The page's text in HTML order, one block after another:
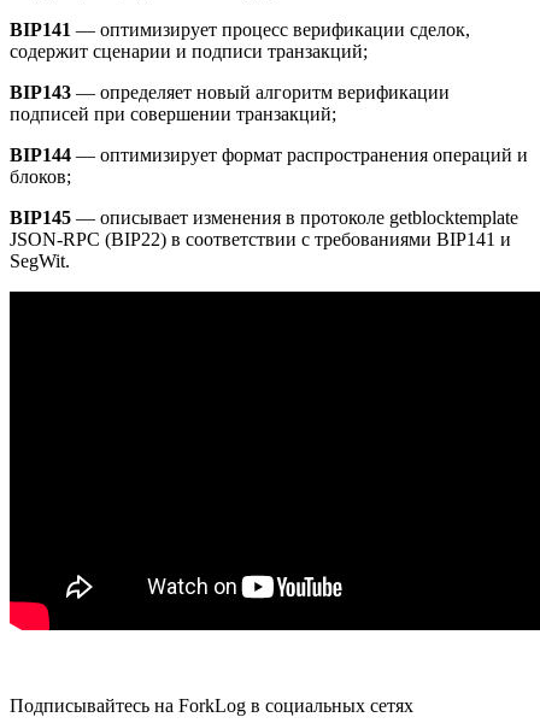
BIP141 — оптимизирует процесс верификации сделок,
содержит сценарии и подписи транзакций;
BIP143 — определяет новый алгоритм верификации
подписей при совершении транзакций;
BIP144 — оптимизирует формат распространения операций и
блоков;
BIP145 — описывает изменения в протоколе getblocktemplate
JSON-RPC (BIP22) в соответствии с требованиями BIP141 и
SegWit.
Подписывайтесь на ForkLog в социальных сетях